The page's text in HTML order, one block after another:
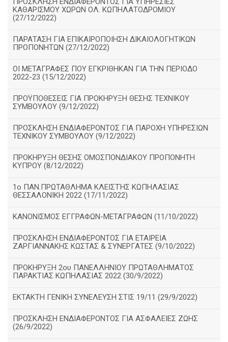
ΚΑΘΑΡΙΣΜΟΥ ΧΩΡΩΝ ΟΛ. ΚΩΠΗΛΑΤΟΔΡΟΜΙΟΥ
(27/12/2022)
ΠΑΡΑΤΑΣΗ ΓΙΑ ΕΠΙΚΑΙΡΟΠΟΙΗΣΗ ΔΙΚΑΙΟΛΟΓΗΤΙΚΩΝ
ΠΡΟΠΟΝΗΤΩΝ (27/12/2022)
ΟΙ ΜΕΤΑΓΡΑΦΕΣ ΠΟΥ ΕΓΚΡΙΘΗΚΑΝ ΓΙΑ ΤΗΝ ΠΕΡΙΟΔΟ
2022-23 (15/12/2022)
ΠΡΟΫΠΟΘΕΣΕΙΣ ΓΙΑ ΠΡΟΚΗΡΥΞΗ ΘΕΣΗΣ ΤΕΧΝΙΚΟΥ
ΣΥΜΒΟΥΛΟΥ (9/12/2022)
ΠΡΟΣΚΛΗΣΗ ΕΝΔΙΑΦΕΡΟΝΤΟΣ ΓΙΑ ΠΑΡΟΧΗ ΥΠΗΡΕΣΙΩΝ
ΤΕΧΝΙΚΟΥ ΣΥΜΒΟΥΛΟΥ (9/12/2022)
ΠΡΟΚΗΡΥΞΗ ΘΕΣΗΣ ΟΜΟΣΠΟΝΔΙΑΚΟΥ ΠΡΟΠΟΝΗΤΗ
ΚΥΠΡΟΥ (8/12/2022)
1ο ΠΑΝ.ΠΡΩΤΑΘΛΗΜΑ ΚΛΕΙΣΤΉΣ ΚΩΠΗΛΑΣΙΑΣ
ΘΕΣΣΑΛΟΝΙΚΗ 2022 (17/11/2022)
ΚΑΝΟΝΙΣΜΟΣ ΕΓΓΡΑΦΩΝ-ΜΕΤΑΓΡΑΦΩΝ (11/10/2022)
ΠΡΟΣΚΛΗΣΗ ΕΝΔΙΑΦΕΡΟΝΤΟΣ ΓΙΑ ΕΤΑΙΡΕΙΑ
ΖΑΡΓΙΑΝΝΑΚΗΣ ΚΩΣΤΑΣ & ΣΥΝΕΡΓΑΤΕΣ (9/10/2022)
ΠΡΟΚΗΡΥΞΗ 2ου ΠΑΝΕΛΛΗΝΙΟΥ ΠΡΩΤΑΘΛΗΜΑΤΟΣ
ΠΑΡΑΚΤΙΑΣ ΚΩΠΗΛΑΣΙΑΣ 2022 (30/9/2022)
ΕΚΤΑΚΤΗ ΓΕΝΙΚΗ ΣΥΝΕΛΕΥΣΗ ΣΤΙΣ 19/11 (29/9/2022)
ΠΡΟΣΚΛΗΣΗ ΕΝΔΙΑΦΕΡΟΝΤΟΣ ΓΙΑ ΑΣΦΑΛΕΙΕΣ ΖΩΗΣ
(26/9/2022)